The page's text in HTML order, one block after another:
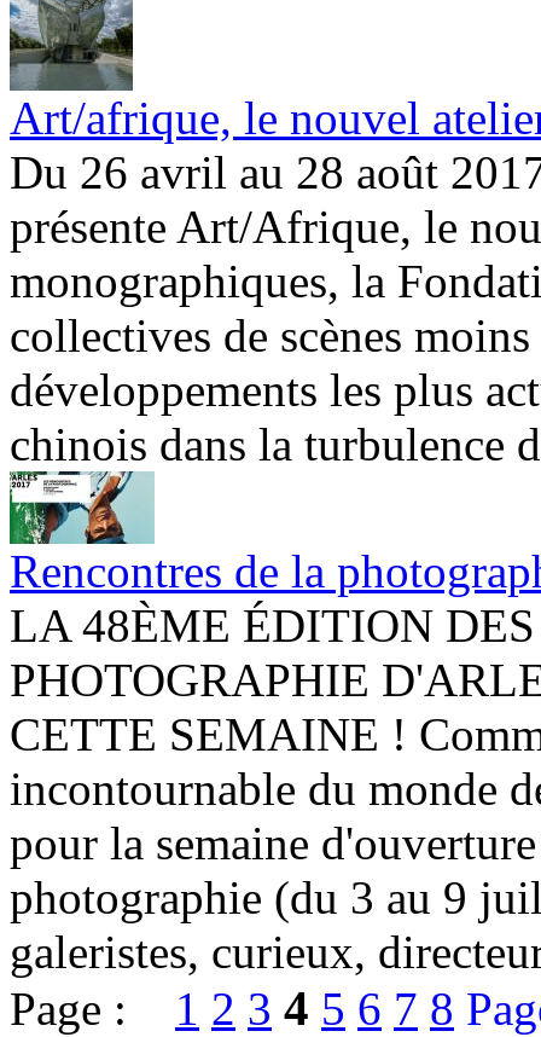
Art/afrique, le nouvel
Du 26 avril au 28 août
présente Art/Afrique, le
monographiques, la
collectives de scènes
développements les plus
chinois dans la turbulence
Rencontres de la
LA 48ÈME ÉDITION
PHOTOGRAPHIE
CETTE SEMAINE !
incontournable du monde
pour la semaine
photographie (du 3 au 9
galeristes, curieux,
Page : 1 2 3 4 5 6 7 8